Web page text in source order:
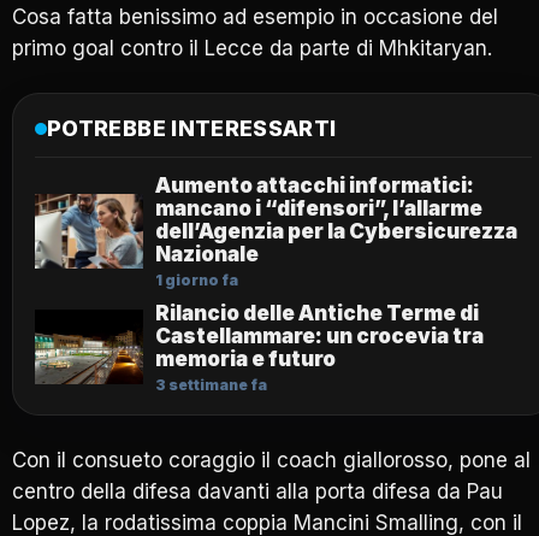
Cosa fatta benissimo ad esempio in occasione del
primo goal contro il Lecce da parte di Mhkitaryan.
POTREBBE INTERESSARTI
Aumento attacchi informatici:
mancano i “difensori”, l’allarme
dell’Agenzia per la Cybersicurezza
Nazionale
1 giorno fa
Rilancio delle Antiche Terme di
Castellammare: un crocevia tra
memoria e futuro
3 settimane fa
Con il consueto coraggio il coach giallorosso, pone al
centro della difesa davanti alla porta difesa da Pau
Lopez, la rodatissima coppia Mancini Smalling, con il